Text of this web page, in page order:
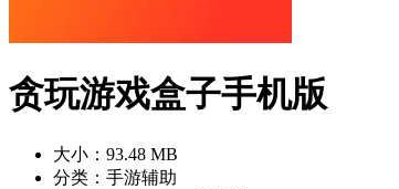
贪玩游戏盒子手机版
大小：93.48 MB
分类：手游辅助